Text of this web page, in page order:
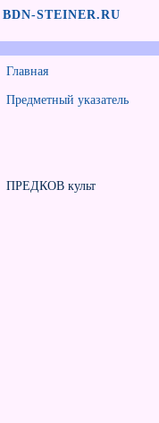
BDN-STEINER.RU
Главная
Предметный указатель
ПРЕДКОВ культ